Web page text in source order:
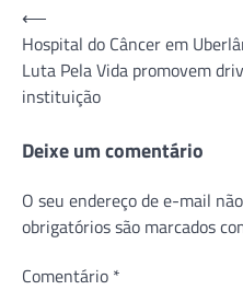
Navegação
de
Post
⟵
Hospital do Câncer em
Luta Pela Vida promovem
instituição
Deixe um comentário
O seu endereço de e-mail
obrigatórios são marcados
Comentário *